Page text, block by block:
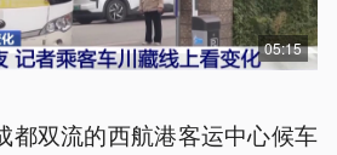
05:15
都双流的西航港客运中心候车